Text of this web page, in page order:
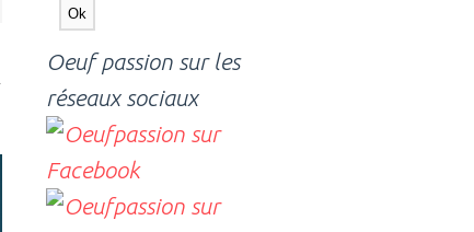
Oeuf passion sur les
réseaux sociaux